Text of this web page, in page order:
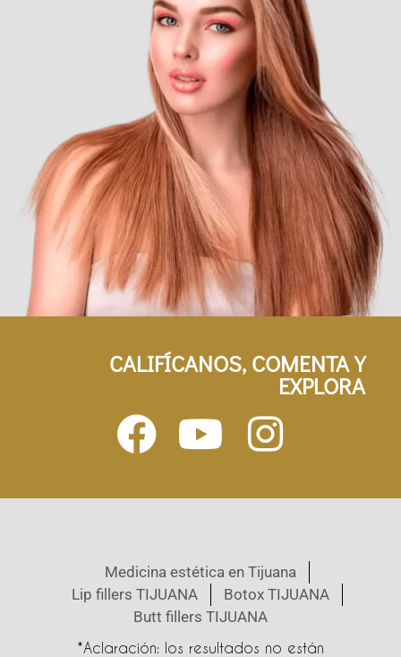
CALIFÍCANOS, COMENTA Y
EXPLORA
Medicina estética en Tijuana
Lip fillers TIJUANA
Botox TIJUANA
Butt fillers TIJUANA
*Aclaración: los resultados no están